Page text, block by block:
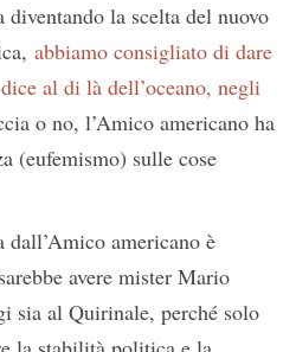
diventando la scelta del nuovo
abbiamo consigliato di dare
al di là dell’oceano, negli
o no, l’Amico americano ha
(eufemismo) sulle cose
dall’Amico americano è
avere mister Mario
sia al Quirinale, perché solo